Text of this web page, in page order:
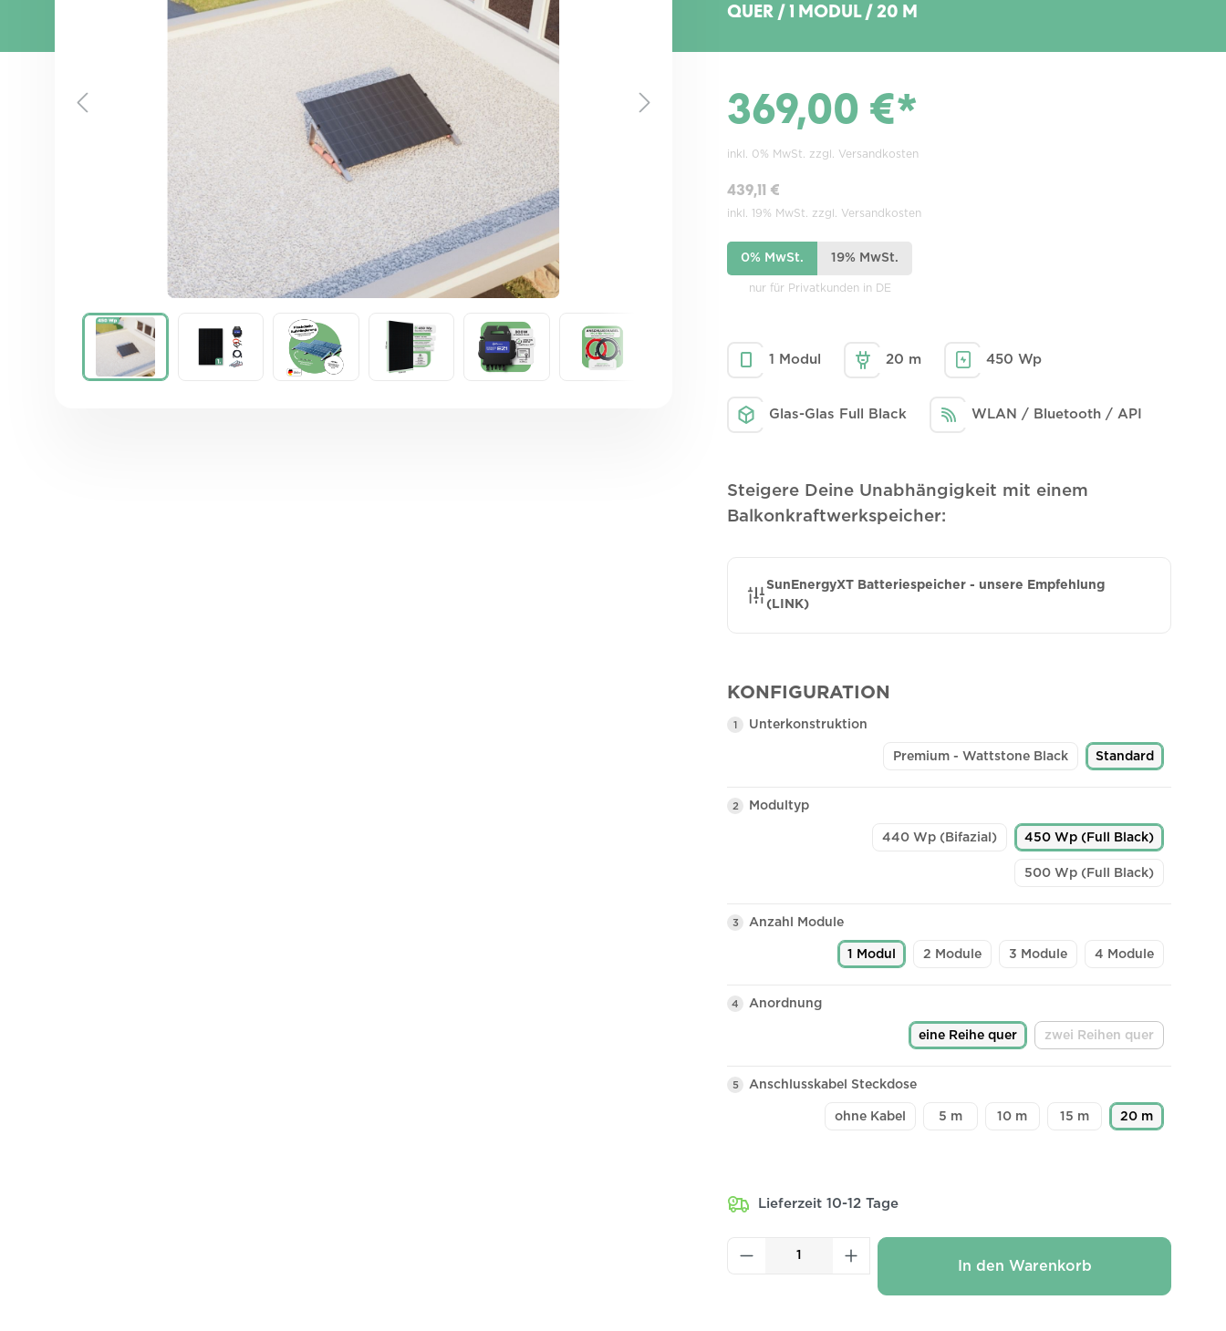
QUER / 1 MODUL / 20 M
369,00 €*
inkl. 0% MwSt. zzgl. Versandkosten
439,11 €
inkl. 19% MwSt. zzgl. Versandkosten
0% MwSt. 19% MwSt.
nur für Privatkunden in DE
1 Modul 20 m 450 Wp
Glas-Glas Full Black WLAN / Bluetooth / API
Steigere Deine Unabhängigkeit mit einem
Balkonkraftwerkspeicher:
SunEnergyXT Batteriespeicher - unsere Empfehlung
(LINK)
KONFIGURATION
1 Unterkonstruktion
Premium - Wattstone Black Standard
2 Modultyp
440 Wp (Bifazial) 450 Wp (Full Black)
500 Wp (Full Black)
3 Anzahl Module
1 Modul 2 Module 3 Module 4 Module
4 Anordnung
eine Reihe quer zwei Reihen quer
(Diese Option ist
5 Anschlusskabel Steckdose
ohne Kabel 5 m 10 m 15 m 20 m
Lieferzeit 10-12 Tage
Produkt Anzahl: Gib den gewünschten Wert
In den Warenkorb